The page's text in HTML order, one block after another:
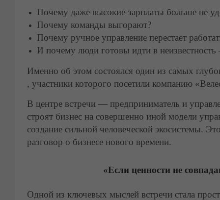
Почему даже высокие зарплаты больше не
Почему команды выгорают?
Почему ручное управление перестает
И почему люди готовы идти в
Именно об этом состоялся один из самых
, участники которого посетили компанию
В центре встречи — предприниматель и
строят бизнес на совершенно иной модели
создание сильной человеческой экосистемы.
разговор о бизнесе нового времени.
«Если ценности не
Одной из ключевых мыслей встречи стала